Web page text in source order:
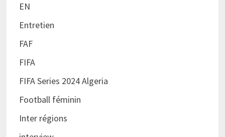
EN
Entretien
FAF
FIFA
FIFA Series 2024 Algeria
Football féminin
Inter régions